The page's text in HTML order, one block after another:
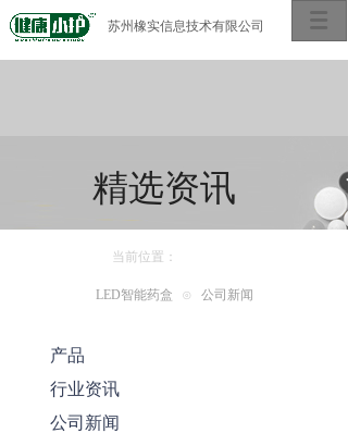
苏州橡实信息技术有限公司
精选资讯
产品
行业资讯
公司新闻
当前位置：
LED智能药盒 ⊙ 公司新闻